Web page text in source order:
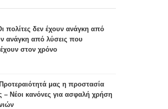
πολίτες δεν έχουν ανάγκη από
ανάγκη από λύσεις που
στον χρόνο
μας η προστασία
– Νέοι κανόνες για ασφαλή χρήση